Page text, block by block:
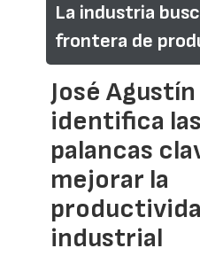
La industria
frontera de
José
identifica
palancas
mejorar la
industrial